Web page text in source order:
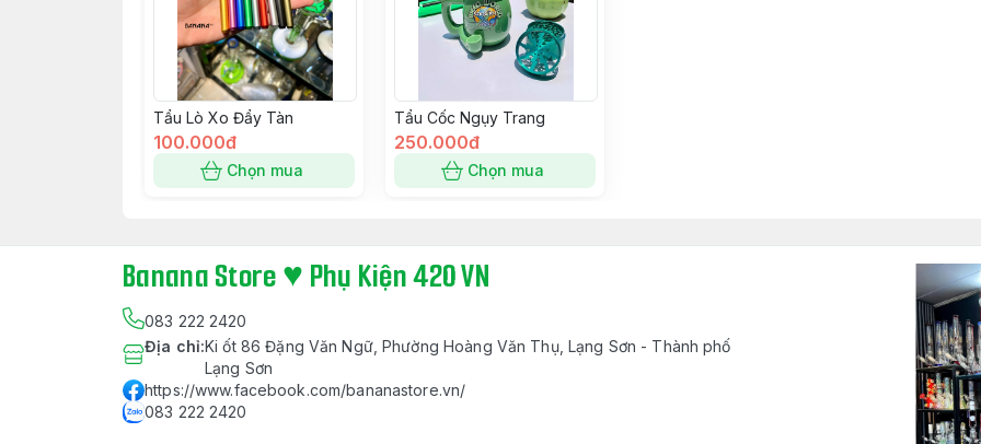
Tẩu Lò Xo Đẩy Tàn
100.000đ
Chọn mua
Tẩu Cốc Ngụy Trang
250.000đ
Chọn mua
Banana Store ♥ Phụ Kiện 420 VN
083 222 2420
Địa chỉ:Ki ốt 86 Đặng Văn Ngữ, Phường Hoàng Văn Thụ, Lạng Sơn - Thành phố
Lạng Sơn
https://www.facebook.com/bananastore.vn/
083 222 2420